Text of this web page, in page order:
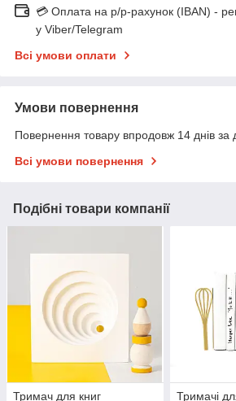
💳 Оплата на р/р-рахунок (IBAN) -
у Viber/Telegram
Всі умови оплати
Умови повернення
Повернення товару впродовж 14 днів за
Всі умови повернення
Подібні товари компанії
Тримач для книг
Тримачі